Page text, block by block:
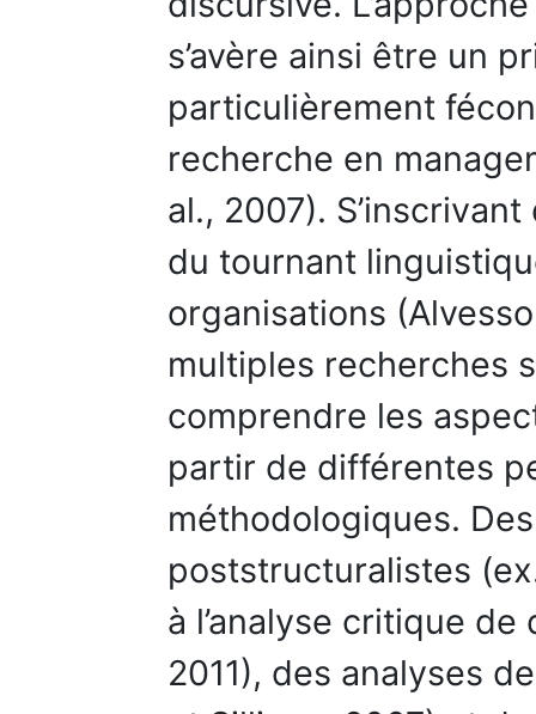
s’avère ainsi être un
particulièrement
recherche en
al., 2007).
du tournant
organisations
multiples recherches
comprendre les
partir de différentes
méthodologiques.
poststructuralistes
à l’analyse critique
2011), des analyses